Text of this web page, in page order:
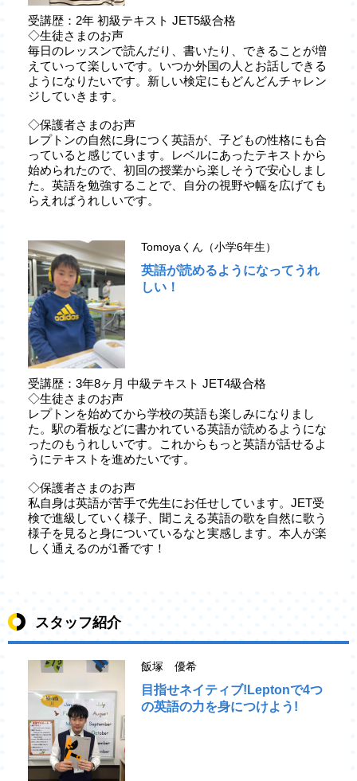
受講歴：2年 初級テキスト JET5級合格
◇生徒さまのお声
毎日のレッスンで読んだり、書いたり、できることが増
えていって楽しいです。いつか外国の人とお話しできる
ようになりたいです。新しい検定にもどんどんチャレン
ジしていきます。
◇保護者さまのお声
レプトンの自然に身につく英語が、子どもの性格にも合
っていると感じています。レベルにあったテキストから
始められたので、初回の授業から楽しそうで安心しまし
た。英語を勉強することで、自分の視野や幅を広げても
らえればうれしいです。
Tomoyaくん（小学6年生）
英語が読めるようになってうれ
しい！
受講歴：3年8ヶ月 中級テキスト JET4級合格
◇生徒さまのお声
レプトンを始めてから学校の英語も楽しみになりまし
た。駅の看板などに書かれている英語が読めるようにな
ったのもうれしいです。これからもっと英語が話せるよ
うにテキストを進めたいです。
◇保護者さまのお声
私自身は英語が苦手で先生にお任せしています。JET受
検で進級していく様子、聞こえる英語の歌を自然に歌う
様子を見ると身についているなと実感します。本人が楽
しく通えるのが1番です！
スタッフ紹介
飯塚 優希
目指せネイティブ!Leptonで4つ
の英語の力を身につけよう!